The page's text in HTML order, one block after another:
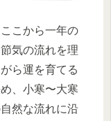
こから一年の
気の流れを理
ら運を育てる
、小寒〜大寒
然な流れに沿